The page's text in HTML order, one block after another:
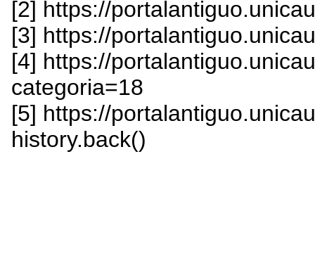
[2] https://
[3] https://
[4] https://
categoria=18
[5] https://
history.back()